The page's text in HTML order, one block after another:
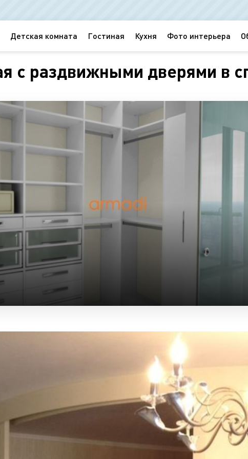
Детская комната Гостиная Кухня Фото интерьера
с раздвижными дверями в